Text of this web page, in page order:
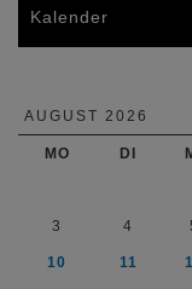
Kalender
AUGUST 2026
MO DI
3 4
10 11